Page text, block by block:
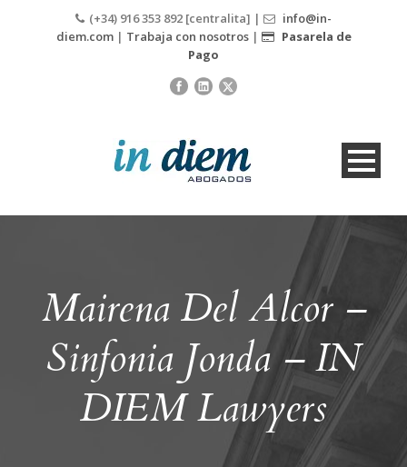
(+34) 916 353 892 [centralita] |
info@in-
diem.com| Trabaja con nosotros|
Pasarela de
Pago
Mairena Del Alcor –
Sinfonia Jonda – IN
DIEM Lawyers